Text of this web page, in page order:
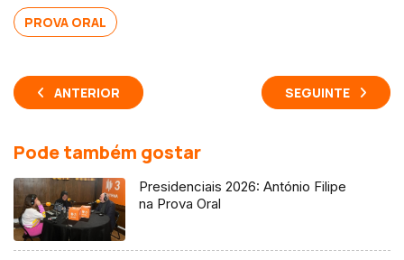
PROVA ORAL
ANTERIOR SEGUINTE
Pode também gostar
Presidenciais 2026: António Filipe
na Prova Oral